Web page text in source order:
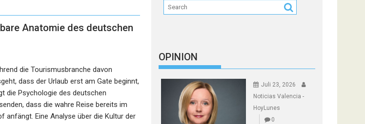
Anatomie des deutschen
die Tourismusbranche davon
dass der Urlaub erst am Gate beginnt,
die Psychologie des deutschen
dass die wahre Reise bereits im
anfängt. Eine Analyse über die Kultur der
OPINION
Juli 23, 2026
Noticias Valencia -
HoyLunes
0